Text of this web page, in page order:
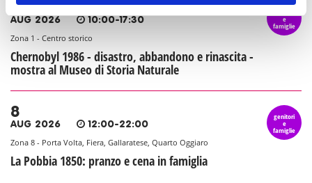
8
AUG 2026 10:00-17:30
Zona 1 - Centro storico
Chernobyl 1986 - disastro, abbandono e rinascita -
mostra al Museo di Storia Naturale
e
famiglie
8
AUG 2026 12:00-22:00
Zona 8 - Porta Volta, Fiera, Gallaratese, Quarto Oggiaro
La Pobbia 1850: pranzo e cena in famiglia
genitori
e
famiglie